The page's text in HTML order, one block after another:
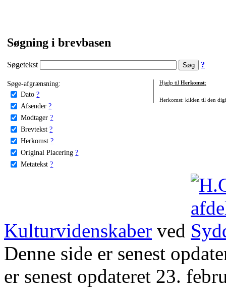
Søgning i brevbasen
Søgetekst ?
Søge-afgrænsning:
Dato ?
Afsender ?
Modtager ?
Brevtekst ?
Herkomst ?
Original Placering ?
Metatekst ?
Hjælp til Herkomst:
Herkomst: kilden til den
Kulturvidenskaber ved
Denne side er senest
er senest opdateret 23.